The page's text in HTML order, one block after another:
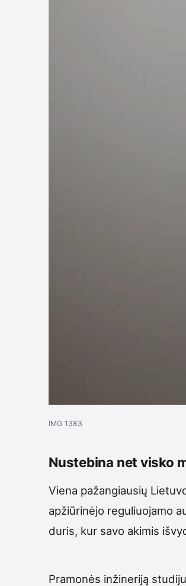
IMG 1383
Nustebina net visko
Viena pažangiausių
apžiūrinėjo reguliuojamo
duris, kur savo akimis
Pramonės inžineriją